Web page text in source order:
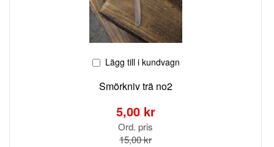
Smörkniv trä no2
5,00 kr
Ord. pris
15,00 kr
Lägg till i kundvagn